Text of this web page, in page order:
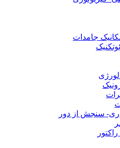
جامدات
سنجش از دور